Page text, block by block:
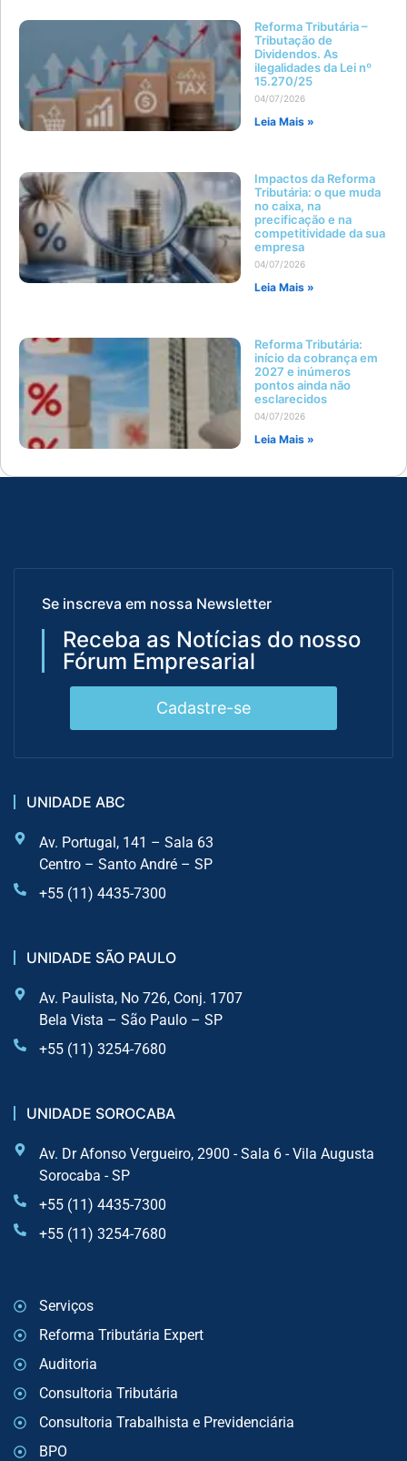
Reforma Tributária –
Tributação de
Dividendos. As
ilegalidades da Lei nº
15.270/25
04/07/2026
Leia Mais »
Impactos da Reforma
Tributária: o que muda
no caixa, na
precificação e na
competitividade da sua
empresa
04/07/2026
Leia Mais »
Reforma Tributária:
início da cobrança em
2027 e inúmeros
pontos ainda não
esclarecidos
04/07/2026
Leia Mais »
Se inscreva em nossa Newsletter
Receba as Notícias do nosso
Fórum Empresarial
Cadastre-se
UNIDADE ABC
Av. Portugal, 141 – Sala 63
Centro – Santo André – SP
+55 (11) 4435-7300
UNIDADE SÃO PAULO
Av. Paulista, No 726, Conj. 1707
Bela Vista – São Paulo – SP
+55 (11) 3254-7680
UNIDADE SOROCABA
Av. Dr Afonso Vergueiro, 2900 - Sala 6 - Vila Augusta
Sorocaba - SP
+55 (11) 4435-7300
+55 (11) 3254-7680
Serviços
Reforma Tributária Expert
Auditoria
Consultoria Tributária
Consultoria Trabalhista e Previdenciária
BPO